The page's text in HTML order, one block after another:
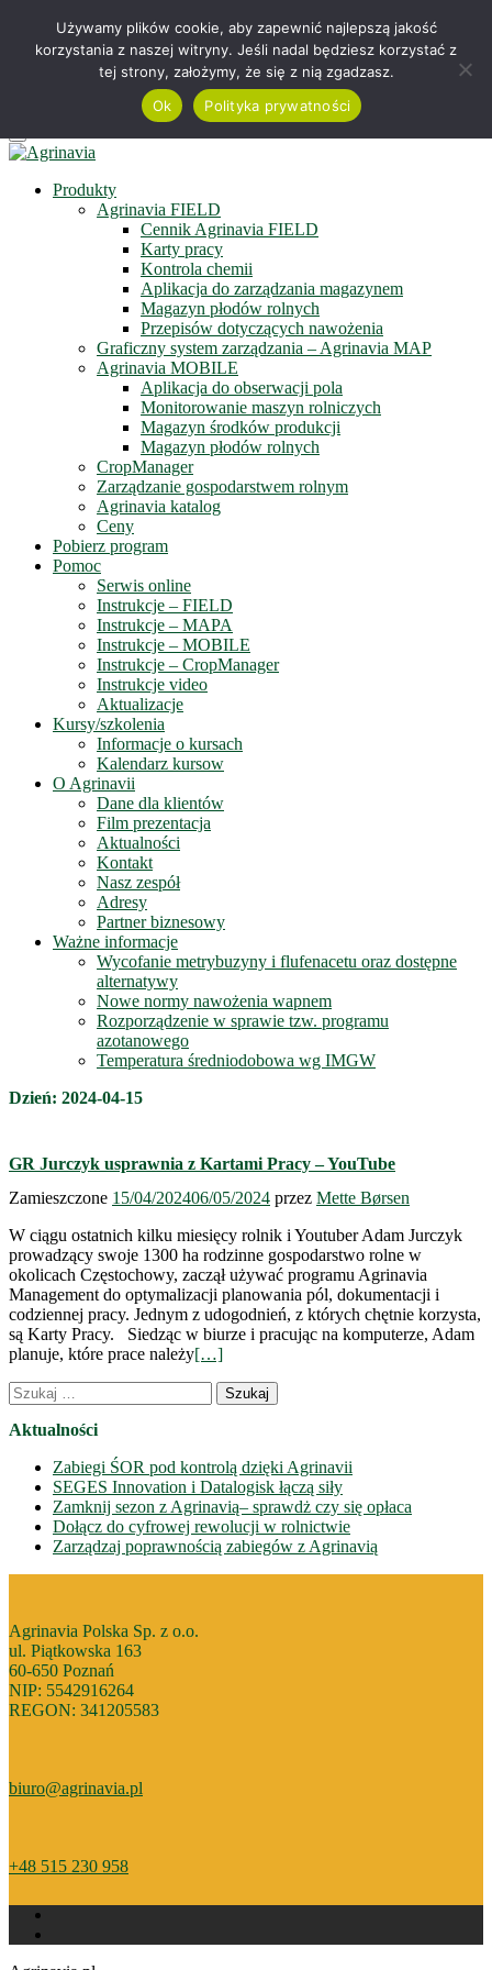
Telefon +48 515 230 958
Serwis online
Zapisz się do newslettera
Obejrzyj film
Menu
Produkty
Agrinavia FIELD
Cennik Agrinavia FIELD
Karty pracy
Kontrola chemii
Aplikacja do zarządzania magazynem
Magazyn płodów rolnych
Przepisów dotyczących nawożenia
Graficzny system zarządzania – Agrinavia MAP
Agrinavia MOBILE
Aplikacja do obserwacji pola
Monitorowanie maszyn rolniczych
Magazyn środków produkcji
Magazyn płodów rolnych
CropManager
Zarządzanie gospodarstwem rolnym
Agrinavia katalog
Ceny
Pobierz program
Pomoc
Serwis online
Instrukcje – FIELD
Instrukcje – MAPA
Instrukcje – MOBILE
Instrukcje – CropManager
Instrukcje video
Aktualizacje
Kursy/szkolenia
Informacje o kursach
Kalendarz kursow
O Agrinavii
Dane dla klientów
Film prezentacja
Aktualności
Kontakt
Nasz zespół
Adresy
Partner biznesowy
Ważne informacje
Wycofanie metrybuzyny i flufenacetu oraz dostępne
alternatywy
Nowe normy nawożenia wapnem
Rozporządzenie w sprawie tzw. programu
azotanowego
Temperatura średniodobowa wg IMGW
Dzień: 2024-04-15
GR Jurczyk usprawnia z Kartami Pracy – YouTube
Zamieszczone 15/04/202406/05/2024 przez Mette Børsen
W ciągu ostatnich kilku miesięcy rolnik i Youtuber Adam Jurczyk
prowadzący swoje 1300 ha rodzinne gospodarstwo rolne w
okolicach Częstochowy, zaczął używać programu Agrinavia
Management do optymalizacji planowania pól, dokumentacji i
codziennej pracy. Jednym z udogodnień, z których chętnie korzysta,
są Karty Pracy. Siedząc w biurze i pracując na komputerze, Adam
planuje, które prace należy[…]
Nawigacja
wpisów
Szukaj:
Aktualności
Zabiegi ŚOR pod kontrolą dzięki Agrinavii
SEGES Innovation i Datalogisk łączą siły
Zamknij sezon z Agrinavią– sprawdż czy się opłaca
Dołącz do cyfrowej rewolucji w rolnictwie
Zarządzaj poprawnością zabiegów z Agrinavią
Agrinavia Polska Sp. z o.o.
ul. Piątkowska 163
60-650 Poznań
NIP: 5542916264
REGON: 341205583
biuro@agrinavia.pl
+48 515 230 958
Używamy plików cookie, aby zapewnić najlepszą jakość
korzystania z naszej witryny. Jeśli nadal będziesz korzystać z
tej strony, założymy, że się z nią zgadzasz.
Ok
Polityka prywatności